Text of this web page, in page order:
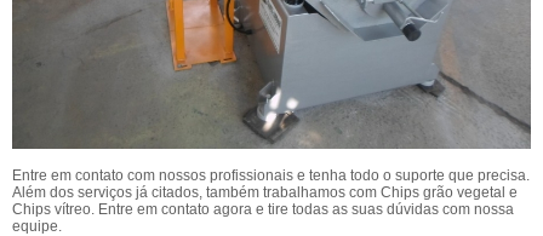
Entre em contato com nossos profissionais e tenha todo o suporte que precisa.
Além dos serviços já citados, também trabalhamos com Chips grão vegetal e
Chips vítreo. Entre em contato agora e tire todas as suas dúvidas com nossa
equipe.